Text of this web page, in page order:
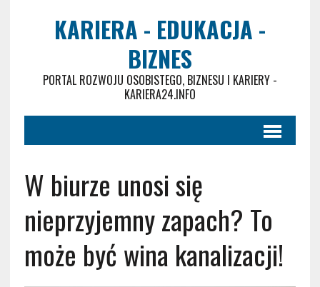
KARIERA - EDUKACJA -
BIZNES
PORTAL ROZWOJU OSOBISTEGO, BIZNESU I KARIERY -
KARIERA24.INFO
W biurze unosi się
nieprzyjemny zapach? To
może być wina kanalizacji!